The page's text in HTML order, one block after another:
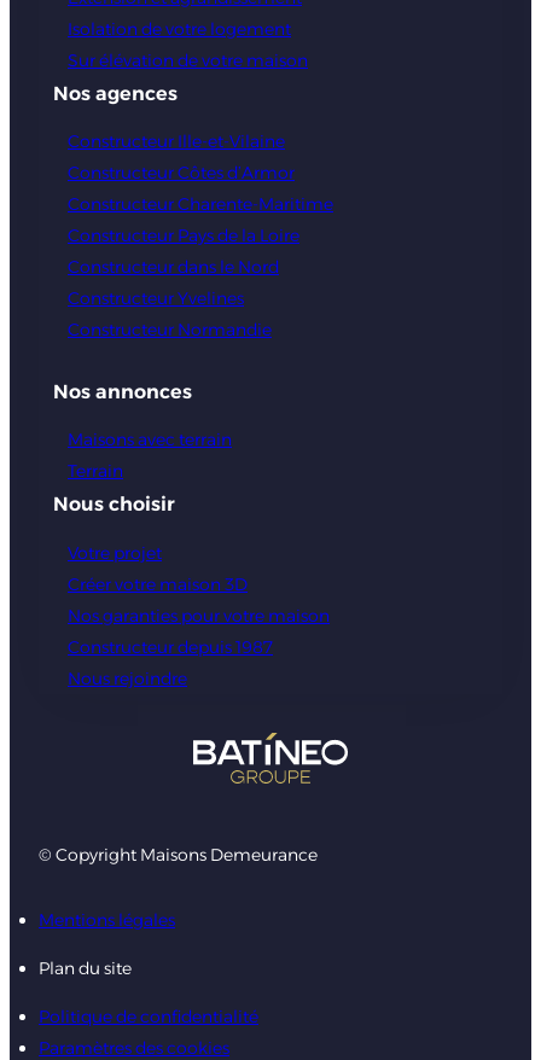
Isolation de votre logement
Sur élévation de votre maison
Nos agences
Constructeur Ille-et-Vilaine
Constructeur Côtes d’Armor
Constructeur Charente-Maritime
Constructeur Pays de la Loire
Constructeur dans le Nord
Constructeur Yvelines
Constructeur Normandie
Nos annonces
Maisons avec terrain
Terrain
Nous choisir
Votre projet
Créer votre maison 3D
Nos garanties pour votre maison
Constructeur depuis 1987
Nous rejoindre
© Copyright Maisons Demeurance
Mentions légales
Plan du site
Politique de confidentialité
Paramètres des cookies